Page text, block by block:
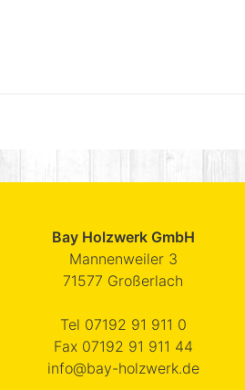
Bay Holzwerk GmbH
Mannenweiler 3
71577 Großerlach
Tel 07192 91 911 0
Fax 07192 91 911 44
info@bay-holzwerk.de